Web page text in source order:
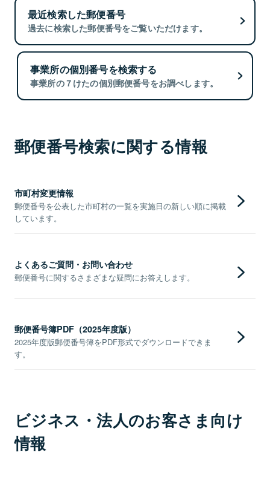
最近検索した郵便番号
過去に検索した郵便番号をご覧いただけます。
事業所の個別番号を検索する
事業所の７けたの個別郵便番号をお調べします。
郵便番号検索に関する情報
市町村変更情報
郵便番号を公表した市町村の一覧を実施日の新しい順に掲載
しています。
よくあるご質問・お問い合わせ
郵便番号に関するさまざまな疑問にお答えします。
郵便番号簿PDF（2025年度版）
2025年度版郵便番号簿をPDF形式でダウンロードできま
す。
ビジネス・法人のお客さま向け
情報